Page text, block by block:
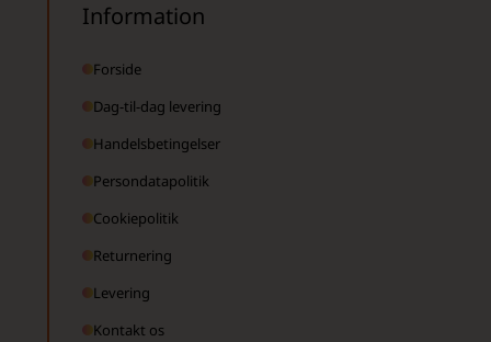
Information
Forside
Dag-til-dag levering
Handelsbetingelser
Persondatapolitik
Cookiepolitik
Returnering
Levering
Kontakt os